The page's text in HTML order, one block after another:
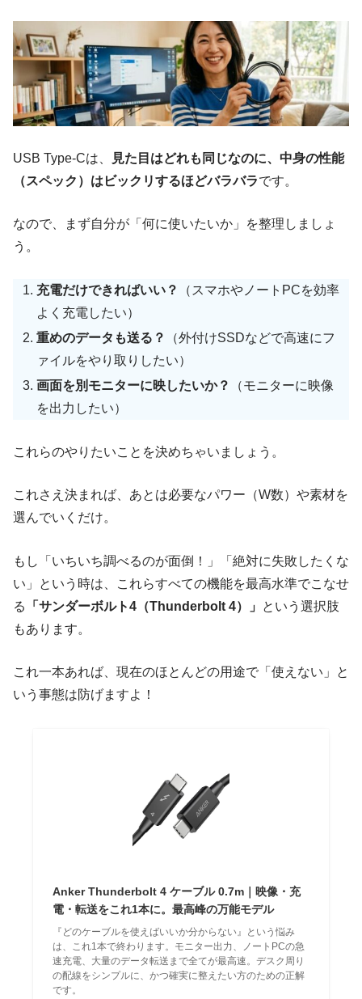
USB Type-Cは、
見た目はどれも同じなのに、中身の性能
（スペック）はビックリするほどバラバラです。
なので、まず自分が「何に使いたいか」を整理しましょ
う。
充電だけできればいい？
（スマホやノートPCを効率
よく充電したい）
重めのデータも送る？
（外付けSSDなどで高速にフ
ァイルをやり取りしたい）
画面を別モニターに映したいか？
（モニターに映像
を出力したい）
これらのやりたいことを決めちゃいましょう。
これさえ決まれば、あとは必要なパワー（W数）や素材を
選んでいくだけ。
もし「いちいち調べるのが面倒！」「絶対に失敗したくな
い」という時は、これらすべての機能を最高水準でこなせ
る
「サンダーボルト4（Thunderbolt 4）」 という選択肢
もあります。
これ一本あれば、現在のほとんどの用途で「使えない」と
いう事態は防げますよ！
Anker Thunderbolt 4 ケーブル 0.7m｜映像・充
電・転送をこれ1本に。最高峰の万能モデル
『どのケーブルを使えばいいか分からない』という悩み
は、これ1本で終わります。モニター出力、ノートPCの急
速充電、大量のデータ転送まで全てが最高速。デスク周り
の配線をシンプルに、かつ確実に整えたい方のための正解
です。